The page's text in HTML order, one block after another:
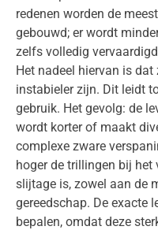
redenen worden de
gebouwd; er wordt
zelfs volledig
Het nadeel hiervan is
instabieler zijn. Dit leidt
gebruik. Het gevolg: de
wordt korter of maakt
complexe zware
hoger de trillingen bij het
slijtage is, zowel aan de
gereedschap. De exacte
bepalen, omdat deze